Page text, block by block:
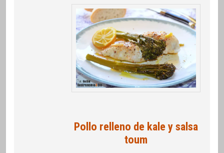
Pollo relleno de kale y salsa
toum